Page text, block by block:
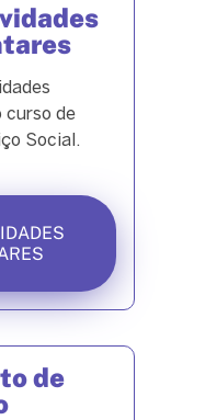
curso de
Social.
de